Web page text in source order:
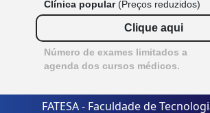
Clínica popular(Preços reduzidos)
Clique aqui
Número de exames limitados a
agenda dos cursos médicos.
FATESA - Faculdade de